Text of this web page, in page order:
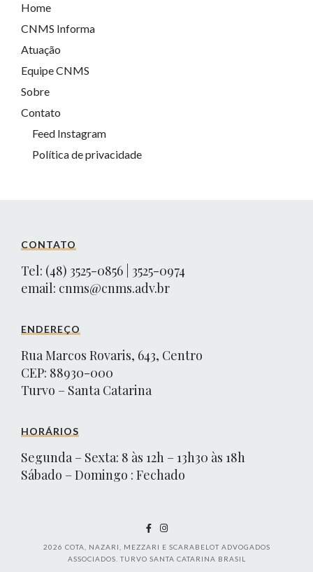
Home
CNMS Informa
Atuação
Equipe CNMS
Sobre
Contato
Feed Instagram
Política de privacidade
CONTATO
Tel: (48) 3525-0856 | 3525-0974
email: cnms@cnms.adv.br
ENDEREÇO
Rua Marcos Rovaris, 643, Centro
CEP: 88930-000
Turvo – Santa Catarina
HORÁRIOS
Segunda – Sexta: 8 às 12h – 13h30 às 18h
Sábado – Domingo : Fechado
2026 COTA, NAZARI, MEZZARI E SCARABELOT ADVOGADOS
ASSOCIADOS. TURVO SANTA CATARINA BRASIL